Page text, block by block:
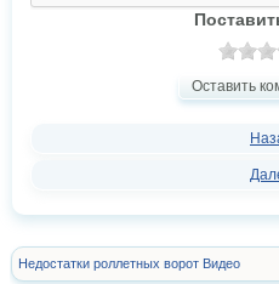
Оставить
Недостатки роллетных ворот Видео